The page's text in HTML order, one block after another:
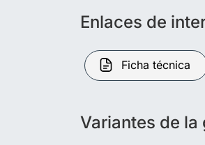
Enlaces de
Ficha técnica
Variantes de la